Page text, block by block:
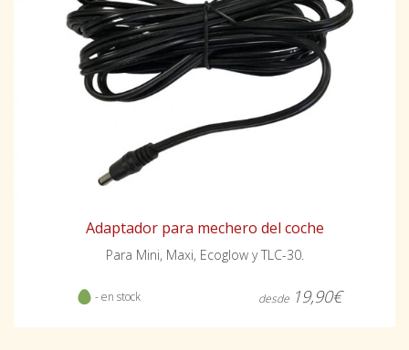
Adaptador para mechero del coche
Para Mini, Maxi, Ecoglow y TLC-30.
- en stock desde 19,90€